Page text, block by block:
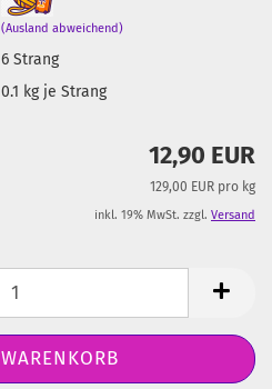
(Ausland abweichend)
6Strang
0.1 kg je Strang
12,90 EUR
129,00 EUR pro kg
inkl. 19% MwSt. zzgl. Versand